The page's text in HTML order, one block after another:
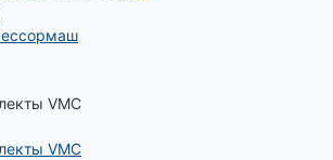
VMC
VMC